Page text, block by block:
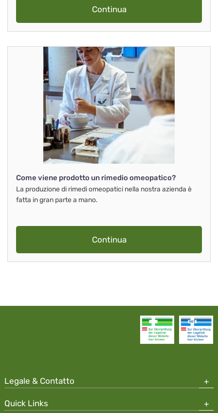
Continua
Come viene prodotto un rimedio omeopatico?
La produzione di rimedi omeopatici nella nostra azienda è
fatta in gran parte a mano.
Continua
Legale & Contatto
Quick Links